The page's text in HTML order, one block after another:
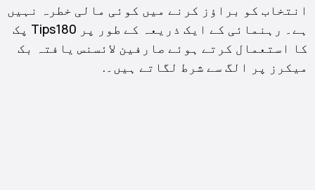
انتخاب کو براؤز کرنے میں کوئی مالی خطرہ نہیں
ہے۔ رہنمائی کے ایک ذریعہ کے طور پر Tips180 پک
کا استعمال کرتے ہوئے صارفین لائسنس یافتہ بک
میکرز پر الگ سے شرط لگاتے ہیں۔.
বাংলা
Kiswahili